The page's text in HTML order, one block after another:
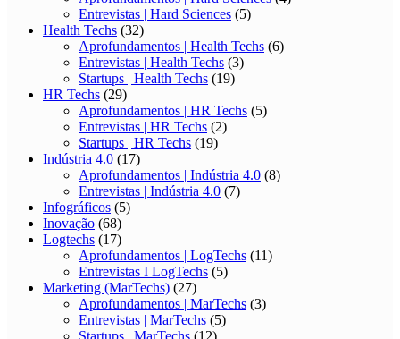
Entrevistas | Hard Sciences (5)
Health Techs (32)
Aprofundamentos | Health Techs (6)
Entrevistas | Health Techs (3)
Startups | Health Techs (19)
HR Techs (29)
Aprofundamentos | HR Techs (5)
Entrevistas | HR Techs (2)
Startups | HR Techs (19)
Indústria 4.0 (17)
Aprofundamentos | Indústria 4.0 (8)
Entrevistas | Indústria 4.0 (7)
Infográficos (5)
Inovação (68)
Logtechs (17)
Aprofundamentos | LogTechs (11)
Entrevistas I LogTechs (5)
Marketing (MarTechs) (27)
Aprofundamentos | MarTechs (3)
Entrevistas | MarTechs (5)